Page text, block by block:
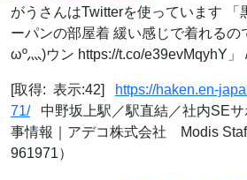
がうさんはTwitterを使っています 「
ーパンの部屋着 緩い感じで着れるの
ωº灬)ウン https://t.co/e39evMqyhY」
[取得: 表示:42]
https://haken.en-
71/中野坂上駅／駅直結／社内SEサ
事情報｜アデコ株式会社 Modis
961971）